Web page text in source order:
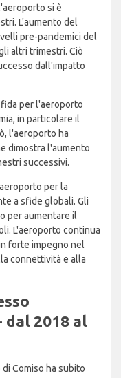
si è
L'aumento del
pre-pandemici del
altri trimestri. Ciò
dall'impatto
per l'aeroporto
in particolare il
l'aeroporto ha
dimostra l'aumento
successivi.
per la
a sfide globali. Gli
per aumentare il
L'aeroporto continua
forte impegno nel
connettività e alla
dal 2018 al
Comiso ha subito